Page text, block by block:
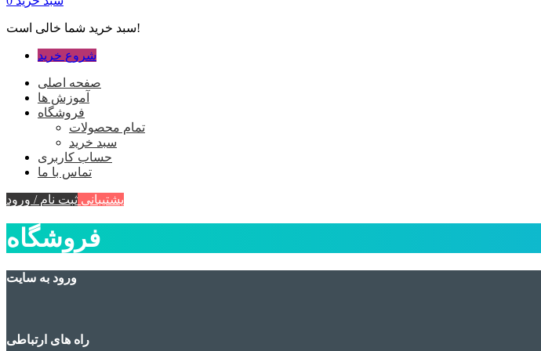
سبد خرید شما خالی است!
شروع خرید
صفحه اصلی
آموزش ها
فروشگاه
تمام محصولات
سبد خرید
حساب کاربری
تماس با ما
پشتیبانی ثبت نام / ورود
فروشگاه
ورود به سایت
راه های ارتباطی